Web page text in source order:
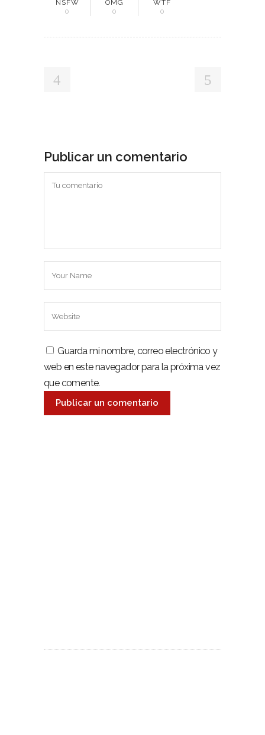
NSFW
0
OMG
0
WTF
0
Publicar un comentario
Guarda mi nombre, correo electrónico y
web en este navegador para la próxima vez
que comente.